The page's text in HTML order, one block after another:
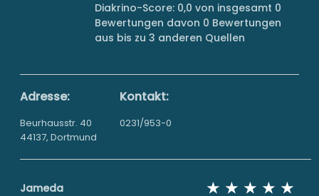
Diakrino-Score: 0,0 von insgesamt 0
Bewertungen davon 0 Bewertungen
aus bis zu 3 anderen Quellen
Adresse:
Beurhausstr. 40
44137, Dortmund
Kontakt:
0231/953-0
Jameda